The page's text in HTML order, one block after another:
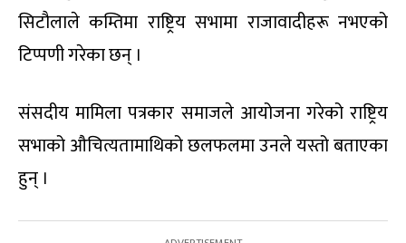
सिटौलाले कम्तिमा राष्ट्रिय सभामा राजावादीहरू नभएको
टिप्पणी गरेका छन् ।
संसदीय मामिला पत्रकार समाजले आयोजना गरेको राष्ट्रिय
सभाको औचित्यतामाथिको छलफलमा उनले यस्तो बताएका
हुन् ।